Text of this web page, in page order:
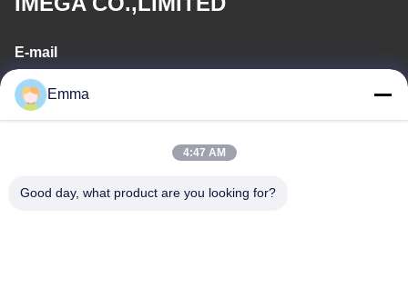
E-mail
sales8@imega.cn
Adres
Emma
4:47 AM
Good day, what product are you looking for?